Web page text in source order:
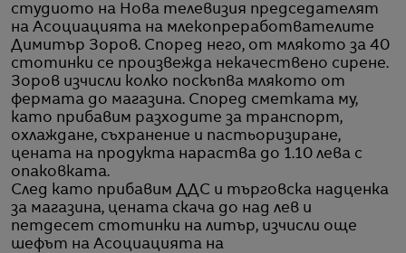
студиото на Нова телевизия председателят
на Асоциацията на млекопреработвателите
Димитър Зоров. Според него, от млякото за 40
стотинки се произвежда некачествено сирене.
Зоров изчисли колко поскъпва млякото от
фермата до магазина. Според сметката му,
като прибавим разходите за транспорт,
охлаждане, съхранение и пастьоризиране,
цената на продукта нараства до 1.10 лева с
опаковката.
След като прибавим ДДС и търговска надценка
за магазина, цената скача до над лев и
петдесет стотинки на литър, изчисли още
шефът на Асоциацията на